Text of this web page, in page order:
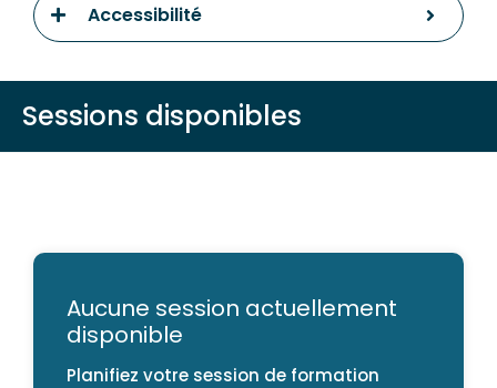
Accessibilité
Sessions disponibles
Aucune session actuellement
disponible
Planifiez votre session de formation